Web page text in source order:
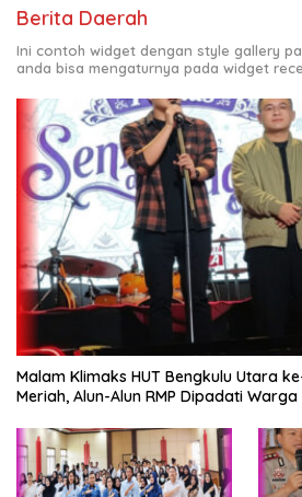
Berita Daerah
Ini contoh widget dengan style gallery
anda bisa mengaturnya pada widget
Malam Klimaks HUT Bengkulu Utara
Meriah, Alun-Alun RMP Dipadati Warga